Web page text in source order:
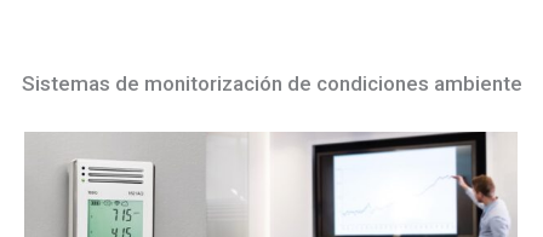
Sistemas de monitorización de condiciones ambiente